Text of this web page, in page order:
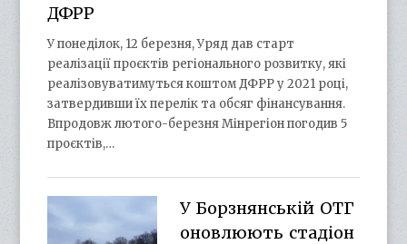
ДФРР
У понеділок, 12 березня, Уряд дав старт
реалізації проєктів регіонального розвитку, які
реалізовуватимуться коштом ДФРР у 2021 році,
затвердивши їх перелік та обсяг фінансування.
Впродовж лютого-березня Мінрегіон погодив 5
проєктів,…
У Борзнянській ОТГ
оновлюють стадіон